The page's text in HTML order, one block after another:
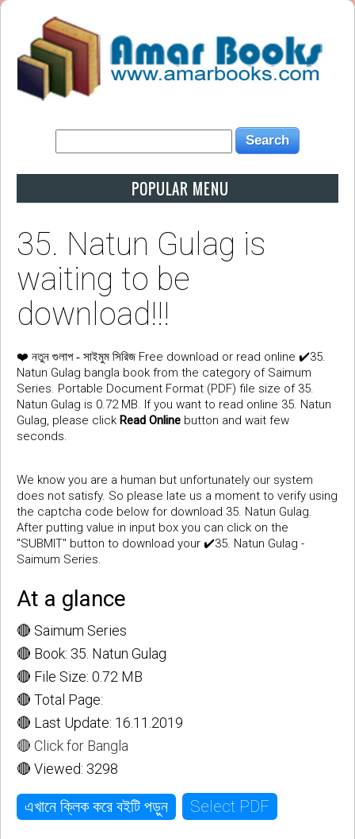
POPULAR MENU
35. Natun Gulag is
waiting to be
download!!!
❤️ নতুন গুলাপ - সাইমুম সিরিজ Free download or read online ✔️35.
Natun Gulag bangla book from the category of Saimum
Series. Portable Document Format (PDF) file size of 35.
Natun Gulag is 0.72 MB. If you want to read online 35. Natun
Gulag, please click Read Online button and wait few
seconds.
We know you are a human but unfortunately our system
does not satisfy. So please late us a moment to verify using
the captcha code below for download 35. Natun Gulag.
After putting value in input box you can click on the
"SUBMIT" button to download your ✔️35. Natun Gulag -
Saimum Series.
At a glance
🔴 Saimum Series
🔴 Book: 35. Natun Gulag
🔴 File Size: 0.72 MB
🔴 Total Page:
🔴 Last Update: 16.11.2019
🔴 Click for Bangla
🔴 Viewed: 3298
এখানে ক্লিক করে বইটি পড়ুন Select PDF